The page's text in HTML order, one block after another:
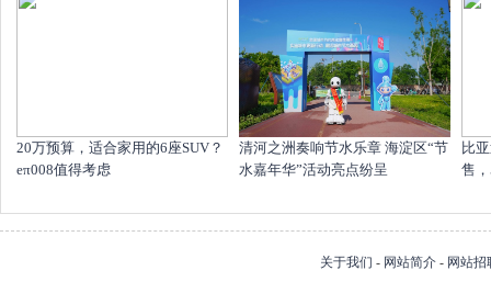
20万预算，适合家用的6座SUV？
eπ008值得考虑
清河之洲奏响节水乐章 海淀区“节
水嘉年华”活动亮点纷呈
比
售
关于我们 - 网站简介 - 网站招